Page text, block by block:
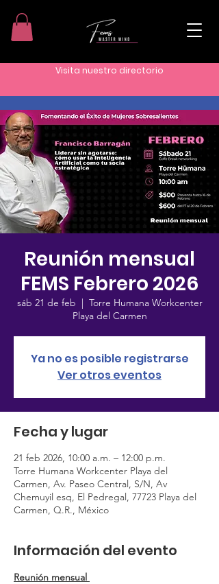
Visita nuestro directorio
Reunión mensual
FEMS Febrero 2026
sáb 21 de feb
  |
Torre Humana Workcenter
Playa del Carmen
Ya no es posible registrarse
Ver otros eventos
Fecha y lugar
21 feb 2026, 10:00 a.m. – 12:00 p.m.
Torre Humana Workcenter Playa del
Carmen, Av. Paseo Central, S/N, Av
Chemuyil esq, El Pedregal, 77723 Playa del
Carmen, Q.R., México
Información del evento
Reunión mensual